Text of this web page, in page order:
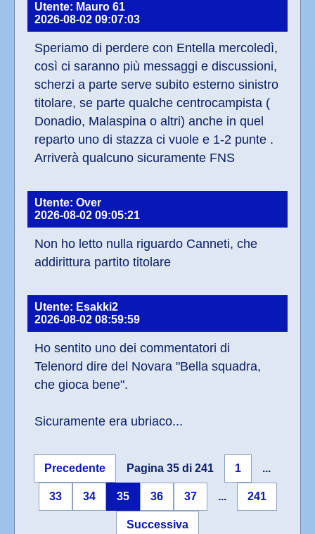
Utente: Mauro 61
2026-08-02 09:07:03
Speriamo di perdere con Entella mercoledì,
così ci saranno più messaggi e discussioni,
scherzi a parte serve subito esterno sinistro
titolare, se parte qualche centrocampista (
Donadio, Malaspina o altri) anche in quel
reparto uno di stazza ci vuole e 1-2 punte .
Arriverà qualcuno sicuramente FNS
Utente: Over
2026-08-02 09:05:21
Non ho letto nulla riguardo Canneti, che
addirittura partito titolare
Utente: Esakki2
2026-08-02 08:59:59
Ho sentito uno dei commentatori di
Telenord dire del Novara "Bella squadra,
che gioca bene".
Sicuramente era ubriaco...
Precedente Pagina 35 di 241 1 ...
33 34 35 36 37 ... 241
Successiva